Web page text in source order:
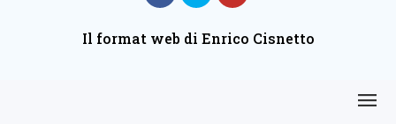
Il format web di Enrico Cisnetto